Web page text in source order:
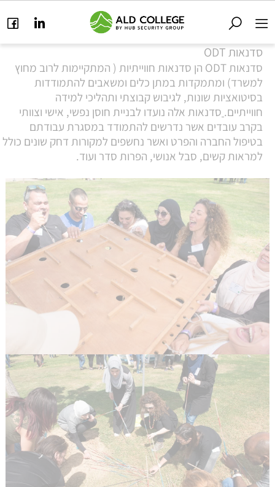
סדנאות ODT
סדנאות ODT הן סדנאות חווייתיות ( המתקיימות לרוב מחוץ
למשרד) ומתמקדות במתן כלים ומשאבים להתמודדות
בסיטואציות שונות, לגיבוש קבוצתי ותהליכי למידה
חווייתיים. סדנאות אלה נועדו לבניית חוסן נפשי, אישי וצוותי
בקרב עובדים אשר נדרשים להתמודד במסגרת עבודתם
בטיפול החברה והפרט ואשר נחשפים למקורות דחק שונים כולל
למראות קשים, סבל אנושי, הפרות סדר ועוד.